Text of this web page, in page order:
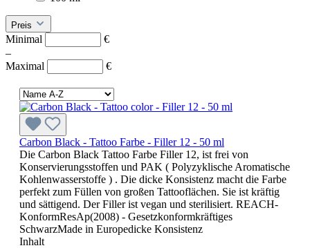
Preis
Minimal
€
–
Maximal
€
Carbon Black - Tattoo Farbe - Filler 12 - 50 ml
Die Carbon Black Tattoo Farbe Filler 12, ist frei von
Konservierungsstoffen und PAK ( Polyzyklische Aromatische
Kohlenwasserstoffe ) . Die dicke Konsistenz macht die Farbe
perfekt zum Füllen von großen Tattooflächen. Sie ist kräftig
und sättigend. Der Filler ist vegan und sterilisiert. REACH-
KonformResAp(2008) - Gesetzkonformkräftiges
SchwarzMade in Europedicke Konsistenz
Inhalt